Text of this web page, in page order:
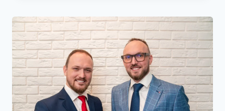
JAK
COMTES
PROPOJUJE
GRANTY
A BYZNYS